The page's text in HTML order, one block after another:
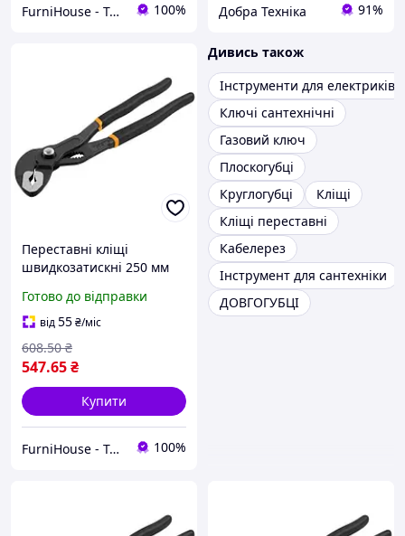
FurniHouse - Товари для дому та саду 100% Добра Техніка 91%
Переставні кліщі
швидкозатискні 250 мм
Готово до відправки
від55₴/міс
547.65₴
608.50 ₴
Купити
FurniHouse - Товари для дому та саду 100%
Дивись також
Інструменти для електриків
Ключі сантехнічні
Газовий ключ
Плоскогубці
Круглогубці
Кліщі
Кліщі переставні
Кабелерез
Інструмент для сантехніки
ДОВГОГУБЦІ